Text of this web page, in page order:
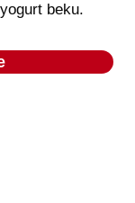
beku.